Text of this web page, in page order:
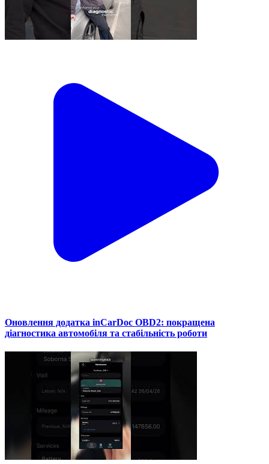
Оновлення додатка inCarDoc OBD2: покращена
діагностика автомобіля та стабільність роботи